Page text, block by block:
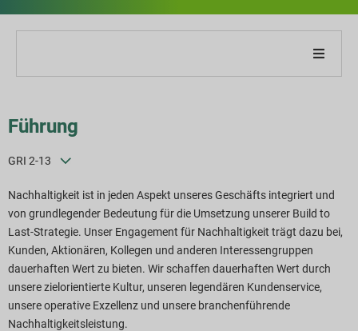
unseren Bericht
und Leistung
Reporting-Indizes
Downloads
Führung
GRI 2-13
Nachhaltigkeit ist in jeden Aspekt unseres Geschäfts integriert und
von grundlegender Bedeutung für die Umsetzung unserer Build to
Last-Strategie. Unser Engagement für Nachhaltigkeit trägt dazu bei,
Kunden, Aktionären, Kollegen und anderen Interessengruppen
dauerhaften Wert zu bieten. Wir schaffen dauerhaften Wert durch
unsere zielorientierte Kultur, unseren legendären Kundenservice,
unsere operative Exzellenz und unsere branchenführende
Nachhaltigkeitsleistung.